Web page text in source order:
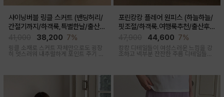
샤이닝버블 링클 스커트 (밴딩허리/
간절기까지/하객룩,특별한날/출산후
38,200 7%
링클 소재로 스커트 자체만으로도 굉장
히 멋스러워 내추럴하게 포인트 주기 좋
포린캉캉 플레어 원피스 (하늘하늘/
핏조절/하객룩.여행룩추천/출산후
44,600 7%
캉캉 디테일들이 여성스러운 느낌을 강
조하고 넥부분 잔잔한 주름 디테일들로